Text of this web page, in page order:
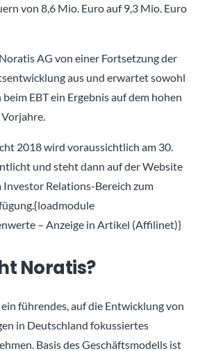
von 8,6 Mio. Euro auf 9,3 Mio. Euro
AG von einer Fortsetzung der
aus und erwartet sowohl
beim EBT ein Ergebnis auf dem hohen
2018 wird voraussichtlich am 30.
und steht dann auf der Website
Relations-Bereich zum
– Anzeige in Artikel (Affilinet)}
Noratis?
führendes, auf die Entwicklung von
in Deutschland fokussiertes
Basis des Geschäftsmodells ist